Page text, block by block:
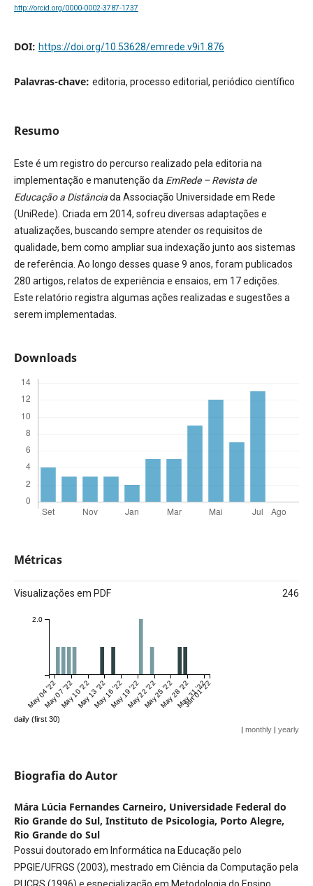
http://orcid.org/0000-0002-3787-1737
DOI: https://doi.org/10.53628/emrede.v9i1.876
Palavras-chave: editoria, processo editorial, periódico científico
Resumo
Este é um registro do percurso realizado pela editoria na
implementação e manutenção da EmRede – Revista de
Educação a Distânciada Associação Universidade em Rede
(UniRede). Criada em 2014, sofreu diversas adaptações e
atualizações, buscando sempre atender os requisitos de
qualidade, bem como ampliar sua indexação junto aos sistemas
de referência. Ao longo desses quase 9 anos, foram publicados
280 artigos, relatos de experiência e ensaios, em 17 edições.
Este relatório registra algumas ações realizadas e sugestões a
serem implementadas.
Downloads
Métricas
Visualizações em PDF 246
May 04 '22May 07 '22May 10 '22May 13 '22May 16 '22May 19 '22May 22 '22May 25 '22May 28 '22May 31 '22
Jun 01 '22
2.0
daily (first 30)
|monthly |yearly
Biografia do Autor
Mára Lúcia Fernandes Carneiro, Universidade Federal do
Rio Grande do Sul, Instituto de Psicologia, Porto Alegre,
Rio Grande do Sul
Possui doutorado em Informática na Educação pelo
PPGIE/UFRGS (2003), mestrado em Ciência da Computação pela